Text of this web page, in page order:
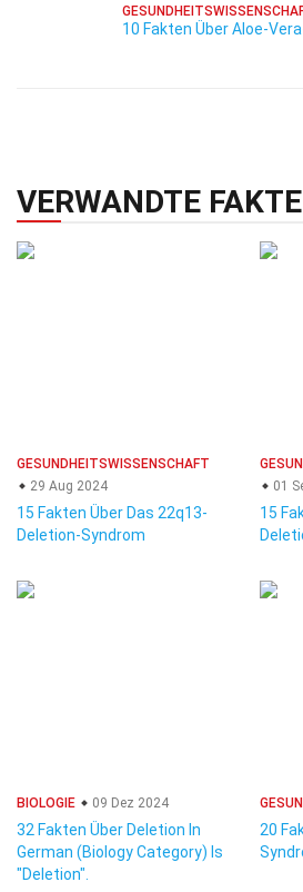
10 Fakten Über Aloe-
VERWANDTE
GESUNDHEITSWISSENSCHAFT
29 Aug 2024
15 Fakten Über Das 22q13-
Deletion-Syndrom
01
15
BIOLOGIE 09 Dez 2024
32 Fakten Über Deletion In
German (Biology Category) Is
"Deletion".
20